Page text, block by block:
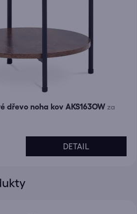
dřevo noha kov AKS163OW za
DETAIL